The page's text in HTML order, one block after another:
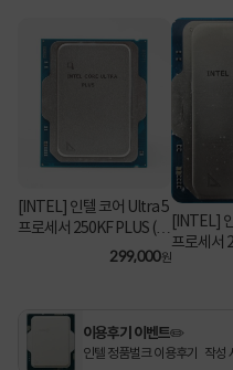
[INTEL] 인텔 코어 Ultra 5
프로세서 250KF PLUS (애
로우 레이크/5.3GHz/30M
299,000원
[INTEL]
프로세서
레이크/
이용후기 이벤트✏️
인텔 정품벌크 이용후기 작성